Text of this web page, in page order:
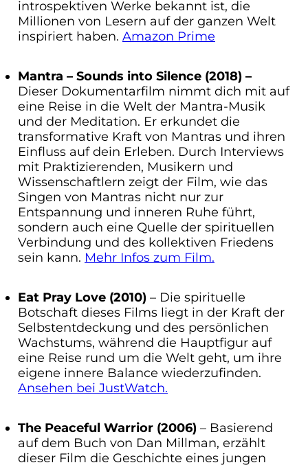
introspektiven Werke bekannt ist, die
Millionen von Lesern auf der ganzen Welt
inspiriert haben. Amazon Prime
Mantra – Sounds into Silence (2018) –
Dieser Dokumentarfilm nimmt dich mit auf
eine Reise in die Welt der Mantra-Musik
und der Meditation. Er erkundet die
transformative Kraft von Mantras und ihren
Einfluss auf dein Erleben. Durch Interviews
mit Praktizierenden, Musikern und
Wissenschaftlern zeigt der Film, wie das
Singen von Mantras nicht nur zur
Entspannung und inneren Ruhe führt,
sondern auch eine Quelle der spirituellen
Verbindung und des kollektiven Friedens
sein kann. Mehr Infos zum Film.
Eat Pray Love (2010) – Die spirituelle
Botschaft dieses Films liegt in der Kraft der
Selbstentdeckung und des persönlichen
Wachstums, während die Hauptfigur auf
eine Reise rund um die Welt geht, um ihre
eigene innere Balance wiederzufinden.
Ansehen bei JustWatch.
The Peaceful Warrior (2006) – Basierend
auf dem Buch von Dan Millman, erzählt
dieser Film die Geschichte eines jungen